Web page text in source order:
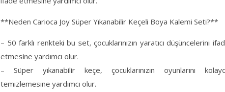
**Neden Carioca Joy Süper Yıkanabilir Keçeli Boya Kalemi Seti?**
– 50 farklı renkteki bu set, çocuklarınızın yaratıcı düşüncelerini
etmesine yardımcı olur.
– Süper yıkanabilir keçe, çocuklarınızın oyunlarını
temizlemesine yardımcı olur.